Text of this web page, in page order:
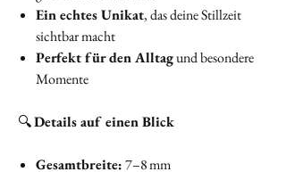
Ein echtes Unikat, das deine Stillzeit
sichtbar macht
Perfekt für den Alltagund besondere
Momente
🔍Details auf einen Blick
Gesamtbreite:7–8 mm